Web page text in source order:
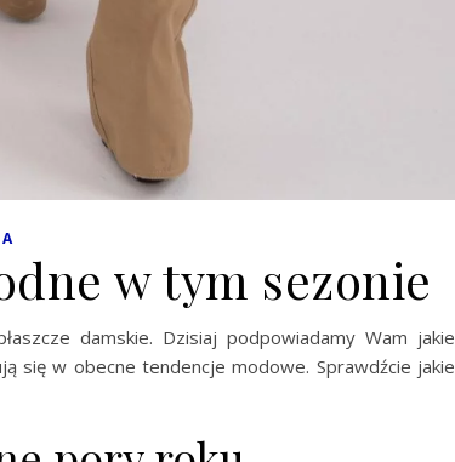
w tym sezonie
damskie. Dzisiaj podpowiadamy Wam jakie
się w obecne tendencje modowe. Sprawdźcie jakie